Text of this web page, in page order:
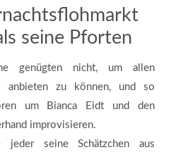
seine Pforten
genügten nicht, um allen
anbieten zu können, und so
um Bianca Eidt und den
improvisieren.
seine Schätzchen aus